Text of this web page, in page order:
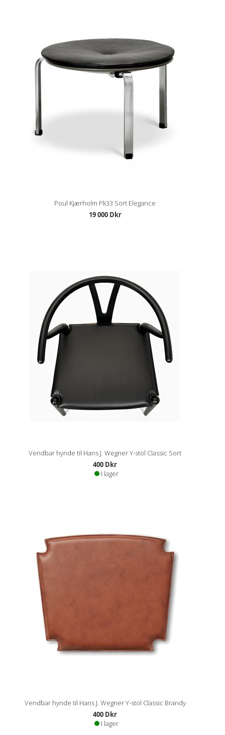
Poul Kjærholm Pk33 Sort Elegance
19 000 Dkr
Vendbar hynde til Hans J. Wegner Y-stol Classic Sort
400 Dkr
I lager
Vendbar hynde til Hans J. Wegner Y-stol Classic Brandy
400 Dkr
I lager